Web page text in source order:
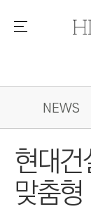
메
NEWS
현대
맞춤